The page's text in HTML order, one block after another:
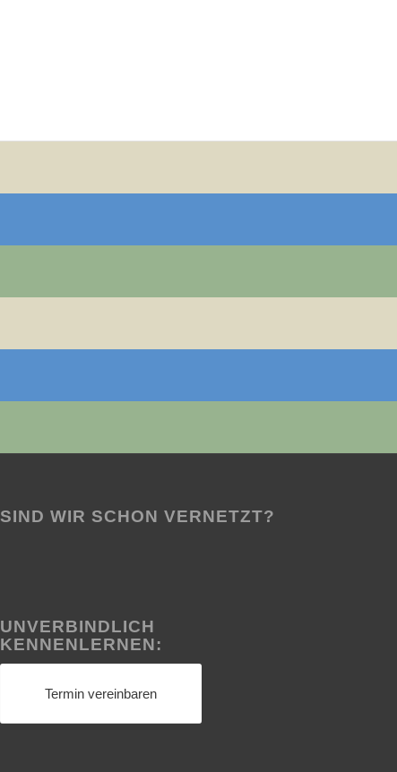
SIND WIR SCHON VERNETZT?
UNVERBINDLICH
KENNENLERNEN:
Termin vereinbaren